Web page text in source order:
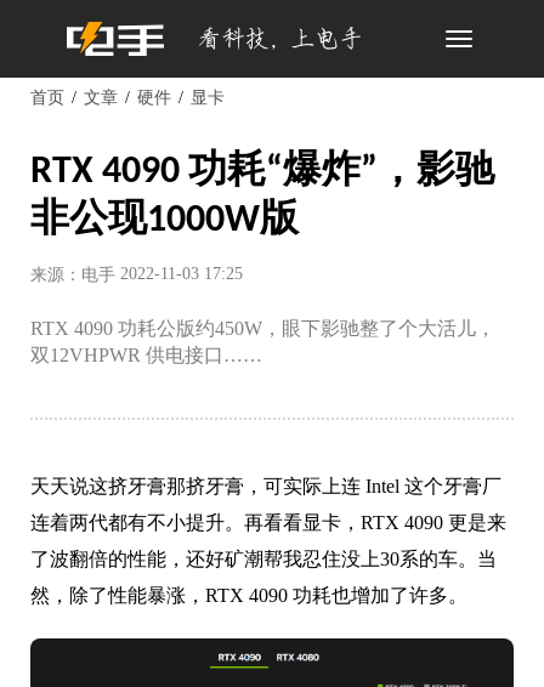
Toggle
首页 文章 硬件 显卡
RTX 4090 功耗“爆炸”，影驰
非公现1000W版
来源：电手 2022-11-03 17:25
RTX 4090 功耗公版约450W，眼下影驰整了个大活儿，
双12VHPWR 供电接口……
天天说这挤牙膏那挤牙膏，可实际上连 Intel 这个牙膏厂
连着两代都有不小提升。再看看显卡，RTX 4090 更是来
了波翻倍的性能，还好矿潮帮我忍住没上30系的车。 当
然，除了性能暴涨，RTX 4090 功耗也增加了许多。